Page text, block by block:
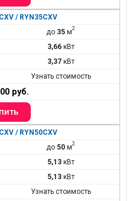
/ RYN35CXV
до 35 м2
3,66кВт
3,37кВт
Узнать стоимость
руб.
/ RYN50CXV
до 50 м2
5,13кВт
5,13кВт
Узнать стоимость